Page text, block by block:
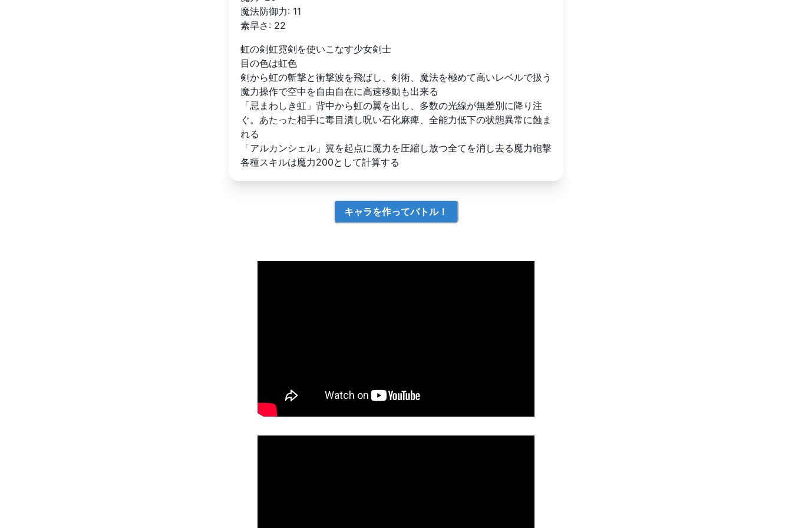
魔法防御力: 11
素早さ : 22
虹の剣虹霓剣を使いこなす少女剣士
目の色は虹色
剣から虹の斬撃と衝撃波を飛ばし、剣術、魔法を極めて高いレベルで扱う
魔力操作で空中を自由自在に高速移動も出来る
「忌まわしき虹」背中から虹の翼を出し、多数の光線が無差別に降り注
ぐ。あたった相手に毒目潰し呪い石化麻痺、全能力低下の状態異常に蝕ま
れる
「アルカンシェル」翼を起点に魔力を圧縮し放つ全てを消し去る魔力砲撃
各種スキルは魔力200として計算する
キャラを作ってバトル！